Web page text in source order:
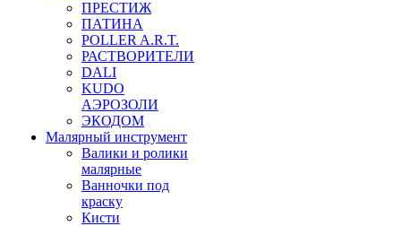
ПРЕСТИЖ
ПАТИНА
POLLER A.R.T.
РАСТВОРИТЕЛИ
DALI
KUDO
АЭРОЗОЛИ
ЭКОДОМ
Малярный инструмент
Валики и ролики
малярные
Ванночки под
краску
Кисти